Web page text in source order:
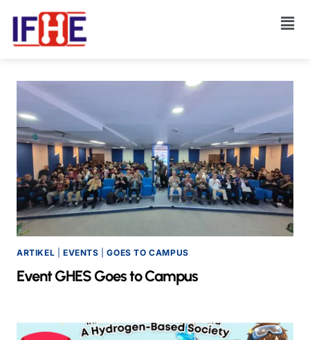
ARTIKEL |EVENTS |GOES TO CAMPUS
Event GHES Goes to Campus